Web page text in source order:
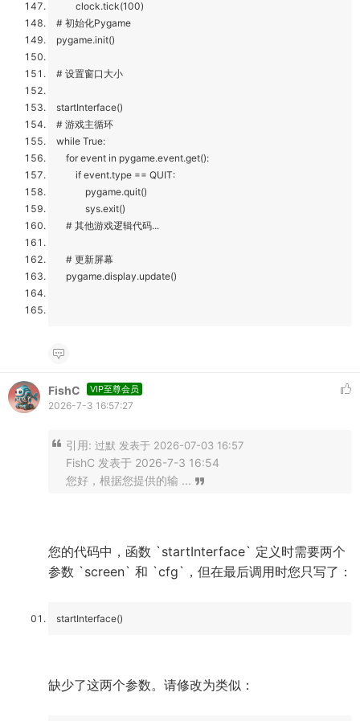
clock.tick(100)
# 初始化Pygame
pygame.init()
# 设置窗口大小
startInterface()
# 游戏主循环
while True:
for event in pygame.event.get():
if event.type == QUIT:
pygame.quit()
sys.exit()
# 其他游戏逻辑代码...
# 更新屏幕
pygame.display.update()
FishC VIP至尊会员
2026-7-3 16:57:27
引用: 过默 发表于 2026-07-03 16:57
FishC 发表于 2026-7-3 16:54
您好，根据您提供的输 ...
您的代码中，函数 `startInterface` 定义时需要两个
参数 `screen` 和 `cfg`，但在最后调用时您只写了：
startInterface()
缺少了这两个参数。请修改为类似：